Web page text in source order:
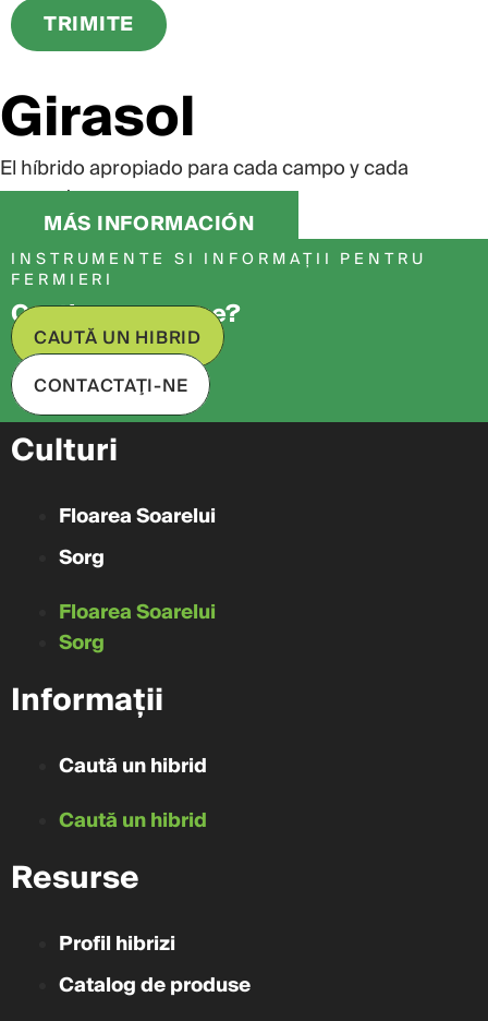
Girasol
El híbrido apropiado para cada campo y cada
mercado.
MÁS INFORMACIÓN
INSTRUMENTE SI INFORMAȚII PENTRU
FERMIERI
Cauți ceva anume?
CAUTĂ UN HIBRID
CONTACTAŢI-NE
Culturi
Floarea Soarelui
Sorg
Floarea Soarelui
Sorg
Informații
Caută un hibrid
Caută un hibrid
Resurse
Profil hibrizi
Catalog de produse